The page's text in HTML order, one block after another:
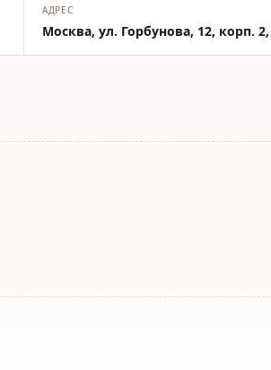
АДРЕС
Москва, ул. Горбунова, 12, корп. 2,